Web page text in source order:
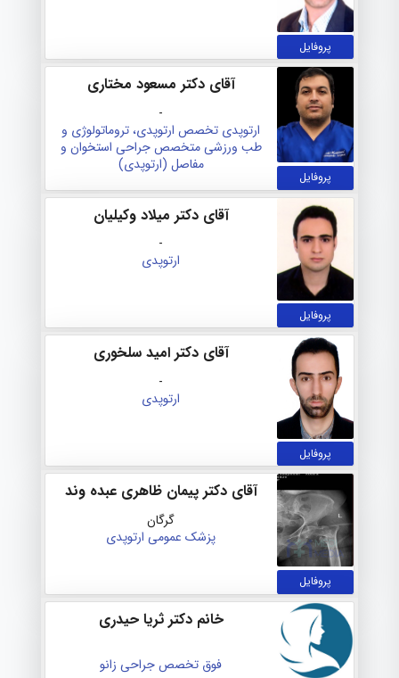
پروفایل
پروفایل
آقای دکتر مسعود مختاری
-
ارتوپدی تخصص ارتوپدی، تروماتولوژی و
طب ورزشیمتخصص جراحی استخوان و
مفاصل (ارتوپدی)
پروفایل
آقای دکتر میلاد وکیلیان
-
ارتوپدی
پروفایل
آقای دکتر امید سلخوری
-
ارتوپدی
پروفایل
آقای دکتر پیمان ظاهری عبده وند
گرگان
پزشک عمومی ارتوپدی
خانم دکتر ثریا حیدری
فوق تخصص جراحی زانو